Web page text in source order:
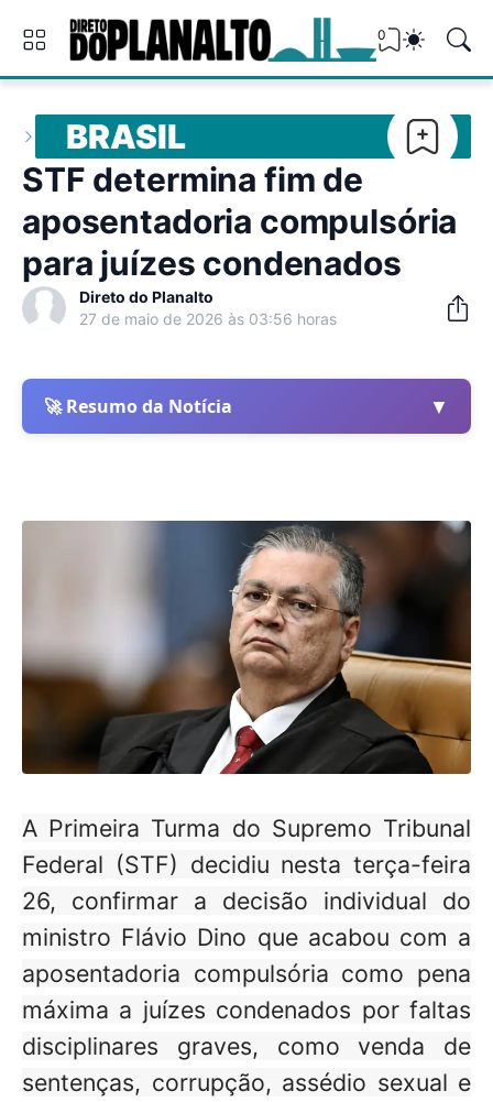
0
BRASIL
STF determina fim de
aposentadoria compulsória
para juízes condenados
Direto do Planalto
27 de maio de 2026 às 03:56 horas
🚀 Resumo da Notícia ▼
A Primeira Turma do Supremo Tribunal
Federal (STF) decidiu nesta terça-feira
26, confirmar a decisão individual do
ministro Flávio Dino que acabou com a
aposentadoria compulsória como pena
máxima a juízes condenados por faltas
disciplinares graves, como venda de
sentenças, corrupção, assédio sexual e